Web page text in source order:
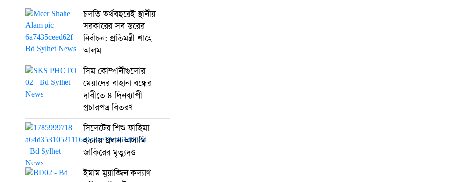
চলতি অর্থবছরেই স্থানীয়
সরকারের সব স্তরের
নির্বাচন: প্রতিমন্ত্রী শাহে
আলম
সিম কোম্পানীগুলোর
মেয়াদের বাহানা বন্ধের
দাবীতে ৪ দিনব্যাপী
প্রচারপত্র বিতরণ
সিলেটের শিশু ফাহিমা
হত্যায় প্রধান আসামি
জাকিরের মৃত্যুদণ্ড
ইমাম মুয়াজ্জিন কল্যাণ